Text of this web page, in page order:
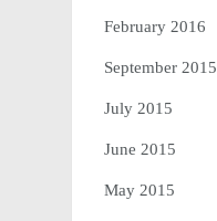
February 2016
September 2015
July 2015
June 2015
May 2015